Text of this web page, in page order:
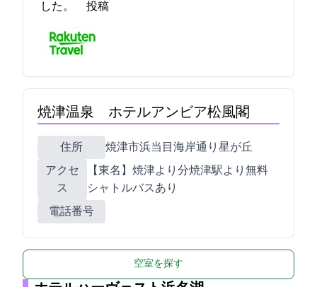
した。 2024-03-04 15:59:07投稿
焼津温泉 ホテルアンビア松風閣
住所
焼津市浜当目海岸通り星が丘
アクセ
ス
【東名】焼津ICより10分/JR焼津駅より無料
シャトルバスあり
電話番号
空室を探す